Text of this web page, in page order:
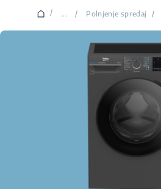
/ ... / Polnjenje spredaj /